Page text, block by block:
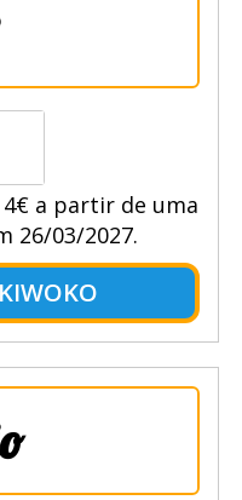
a partir de uma
26/03/2027.